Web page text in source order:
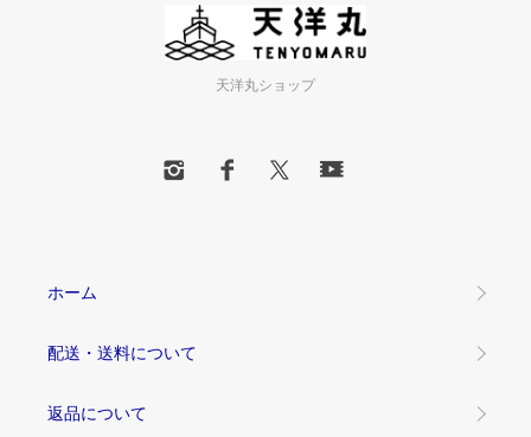
天洋丸ショップ
ホーム
配送・送料について
返品について